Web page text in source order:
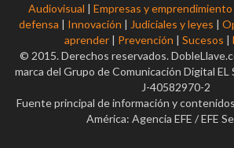
Audiovisual | Empresas y emprendimiento
defensa | Innovación | Judiciales y leyes |
aprender | Prevención | Sucesos |
© 2015. Derechos reservados.
marca del Grupo de Comunicación Digital EL
J-40582970-2
Fuente principal de información y
América: Agencia EFE / EFE